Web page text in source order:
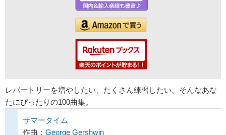
レパートリーを増やしたい、たくさん練習したい、そんなあな
たにぴったりの100曲集。
サマータイム
作曲： George Gershwin